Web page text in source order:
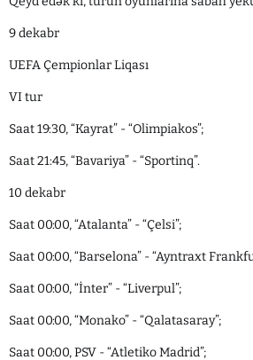
9 dekabr
UEFA Çempionlar Liqası
VI tur
Saat 19:30, “Kayrat” - “Olimpiakos”;
Saat 21:45, “Bavariya” - “Sportinq”.
10 dekabr
Saat 00:00, “Atalanta” - “Çelsi”;
Saat 00:00, “Barselona” - “Ayntraxt
Saat 00:00, “İnter” - “Liverpul”;
Saat 00:00, “Monako” - “Qalatasaray”;
Saat 00:00, PSV - “Atletiko Madrid”;